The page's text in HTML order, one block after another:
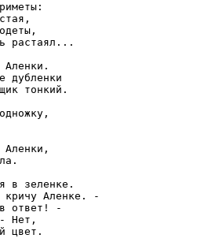
растаял...
Аленки.
дубленки
тонкий.
Аленки,
в зеленке.
кричу Аленке. -
ответ! -
Нет,
цвет.